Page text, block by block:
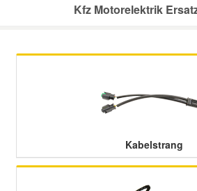
Kfz Motorelektrik
Kabelstrang
Nissan Ersatzteile
Porsche Ersatzteile